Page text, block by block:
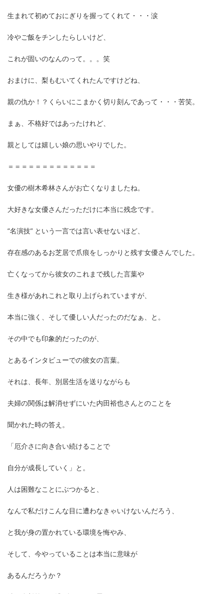
生まれて初めておにぎりを握ってくれて・・・涙
冷やご飯をチンしたらしいけど、
これが固いのなんのって。。。笑
おまけに、梨もむいてくれたんですけどね、
親の仇か！？くらいにこまかく切り刻んであって・・・苦笑。
まぁ、不格好ではあったけれど、
親としては嬉しい娘の思いやりでした。
＝＝＝＝＝＝＝＝＝＝＝＝＝
女優の樹木希林さんがお亡くなりましたね。
大好きな女優さんだっただけに本当に残念です。
“名演技” という一言では言い表せないほど、
存在感のあるお芝居で爪痕をしっかりと残す女優さんでした。
亡くなってから彼女のこれまで残した言葉や
生き様があれこれと取り上げられていますが、
本当に強く、そして優しい人だったのだなぁ、と。
その中でも印象的だったのが、
とあるインタビューでの彼女の言葉。
それは、長年、別居生活を送りながらも
夫婦の関係は解消せずにいた内田裕也さんとのことを
聞かれた時の答え。
「厄介さに向き合い続けることで
自分が成長していく」と。
人は困難なことにぶつかると、
なんで私だけこんな目に遭わなきゃいけないんだろう、
と我が身の置かれている環境を悔やみ、
そして、今やっていることは本当に意味が
あるんだろうか？